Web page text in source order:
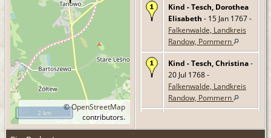
©OpenStreetMap
contributors.
2 km
Kind - Tesch, Dorothea
Elisabeth - 15 Jan 1767 -
Falkenwalde, Landkreis
Randow, Pommern
Kind - Tesch, Christina-
20 Jul 1768 -
Falkenwalde, Landkreis
Randow, Pommern
31 Mrz 1771 -